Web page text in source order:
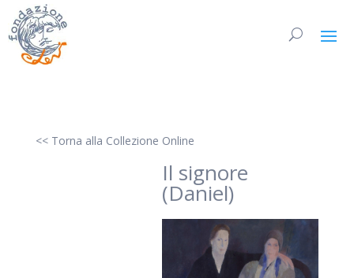
<< Torna alla Collezione Online
Il signore
(Daniel)